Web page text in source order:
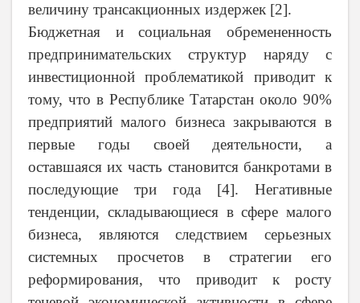
величину трансакционных издержек [2].
Бюджетная и социальная обремененность
предпринимательских структур наряду с
инвестиционной проблематикой приводит к
тому, что в Республике Татарстан около 90%
предприятий малого бизнеса закрываются в
первые годы своей деятельности, а
оставшаяся их часть становится банкротами в
последующие три года [4]. Негативные
тенденции, складывающиеся в сфере малого
бизнеса, являются следствием серьезных
системных просчетов в стратегии его
реформирования, что приводит к росту